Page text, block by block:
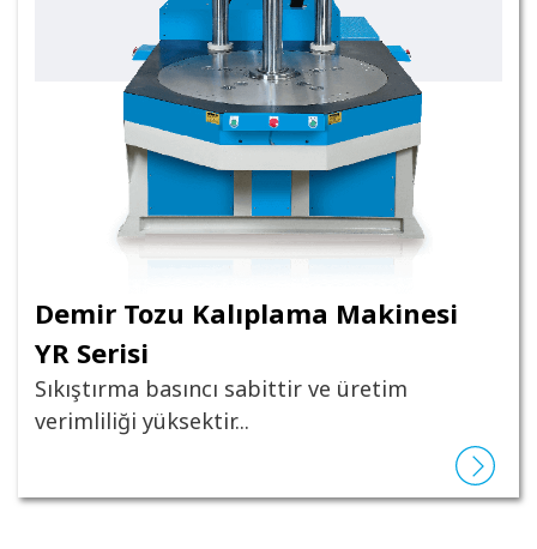
Demir Tozu Kalıplama Makinesi
YR Serisi
Sıkıştırma basıncı sabittir ve üretim
verimliliği yüksektir...